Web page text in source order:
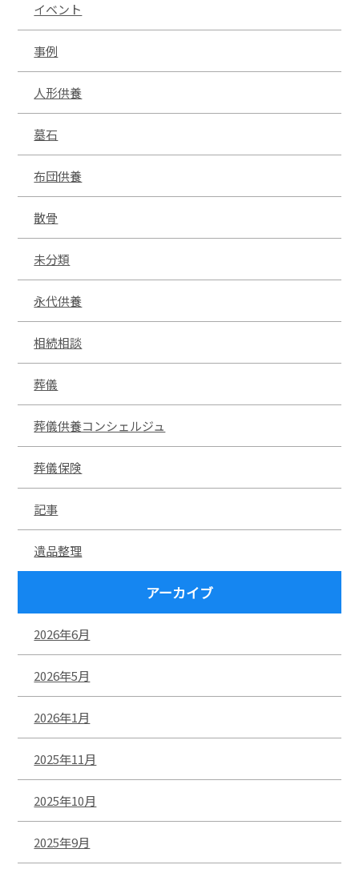
イベント
事例
人形供養
墓石
布団供養
散骨
未分類
永代供養
相続相談
葬儀
葬儀供養コンシェルジュ
葬儀保険
記事
遺品整理
アーカイブ
2026年6月
2026年5月
2026年1月
2025年11月
2025年10月
2025年9月